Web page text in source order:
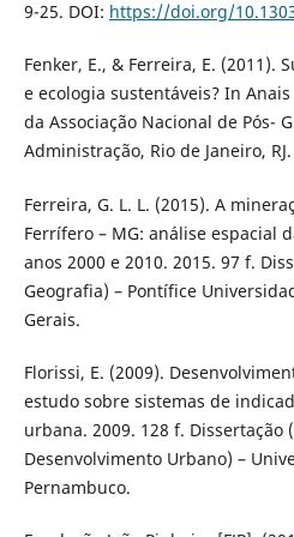
9-25. DOI: https://doi.org/
Fenker, E., & Ferreira, E. (2011).
e ecologia sustentáveis? In
da Associação Nacional de Pós-
Administração, Rio de Janeiro, RJ.
Ferreira, G. L. L. (2015). A
Ferrífero – MG: análise espacial
anos 2000 e 2010. 2015. 97 f.
Geografia) – Pontífice
Gerais.
Florissi, E. (2009).
estudo sobre sistemas de
urbana. 2009. 128 f. Dissertação
Desenvolvimento Urbano) –
Pernambuco.